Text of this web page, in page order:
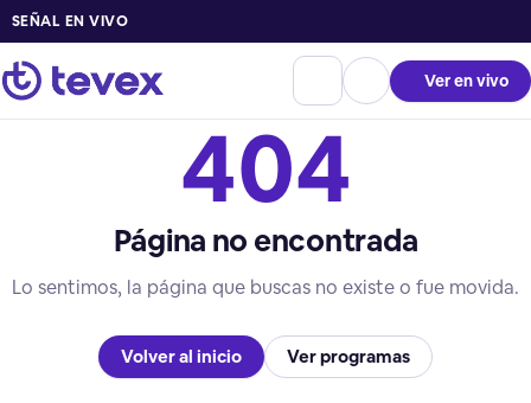
SEÑAL EN VIVO
Ver en vivo
404
Página no encontrada
Lo sentimos, la página que buscas no existe o fue movida.
Volver al inicio Ver programas